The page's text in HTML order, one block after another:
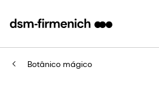
Botânico mágico